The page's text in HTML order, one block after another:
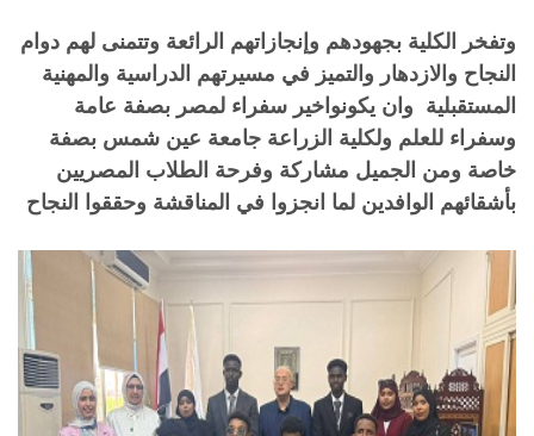
وتفخر الكلية بجهودهم وإنجازاتهم الرائعة وتتمنى لهم دوام
النجاح والازدهار والتميز في مسيرتهم الدراسية والمهنية
المستقبلية وان يكونواخير سفراء لمصر بصفة عامة
وسفراء للعلم ولكلية الزراعة جامعة عين شمس بصفة
خاصة ومن الجميل مشاركة وفرحة الطلاب المصريين
بأشقائهم الوافدين لما انجزوا في المناقشة وحققوا النجاح